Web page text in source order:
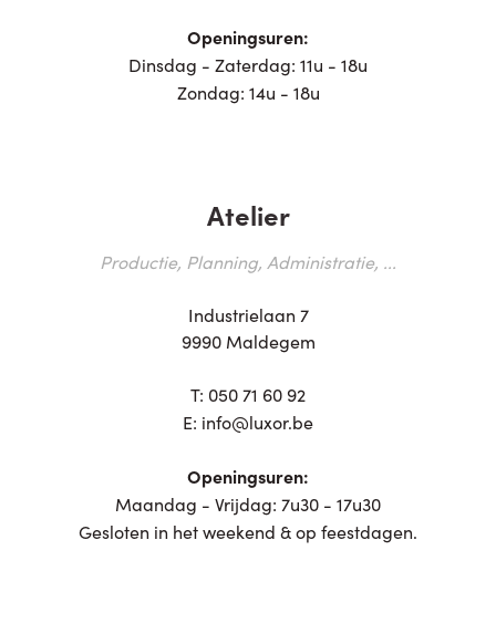
Openingsuren:
Dinsdag - Zaterdag: 11u - 18u
Zondag: 14u - 18u
Atelier
Productie, Planning, Administratie, ...
Industrielaan 7
9990 Maldegem
T: 050 71 60 92
E: info@luxor.be
Openingsuren:
Maandag - Vrijdag: 7u30 - 17u30
Gesloten in het weekend & op feestdagen.